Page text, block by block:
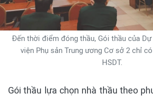
Đến thời điểm đóng thầu, Gói thầu của Dự
viện Phụ sản Trung ương Cơ sở 2 chỉ
HSDT.
Gói thầu lựa chọn nhà thầu theo